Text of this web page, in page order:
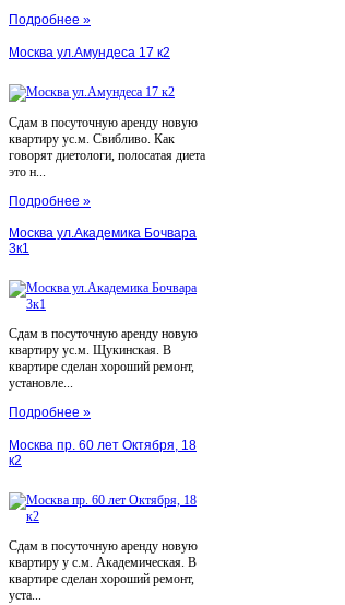
Подробнее »
Москва ул.Амундеса 17 к2
Сдам в посуточную аренду новую
квартиру ус.м. Свибливо. Как
говорят диетологи, полосатая диета
это н...
Подробнее »
Москва ул.Академика Бочвара
3к1
Сдам в посуточную аренду новую
квартиру ус.м. Щукинская. В
квартире сделан хороший ремонт,
установле...
Подробнее »
Москва пр. 60 лет Октября, 18
к2
Сдам в посуточную аренду новую
квартиру у с.м. Академическая. В
квартире сделан хороший ремонт,
уста...